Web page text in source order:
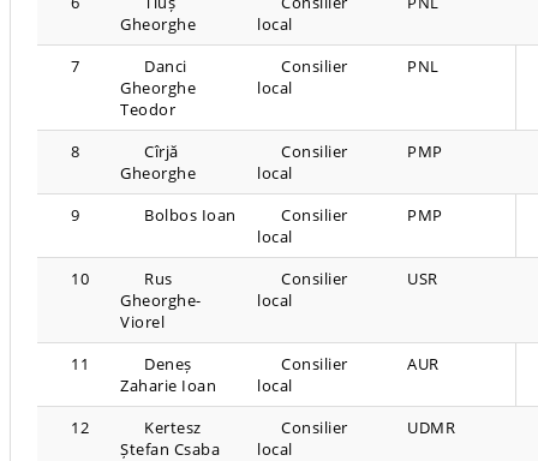
Gheorghe
local
7
Danci
Gheorghe
Teodor
Consilier
local
PNL
8
Cîrjă
Gheorghe
Consilier
local
PMP
9 Bolbos Ioan
Consilier
local
PMP
10
Rus
Gheorghe-
Viorel
Consilier
local
USR
11
Deneș
Zaharie Ioan
Consilier
local
AUR
12
Kertesz
Ștefan Csaba
Consilier
local
UDMR